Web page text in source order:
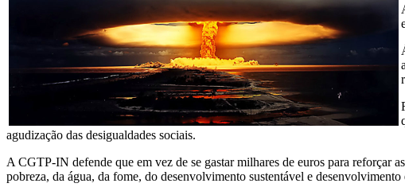
agudização das desigualdades sociais.
A CGTP-IN defende que em vez de se gastar milhares de euros para reforçar
pobreza, da água, da fome, do desenvolvimento sustentável e